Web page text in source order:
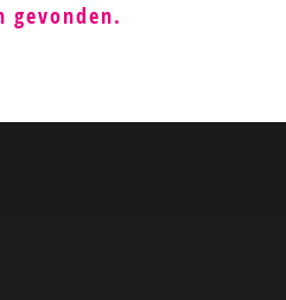
gevonden.